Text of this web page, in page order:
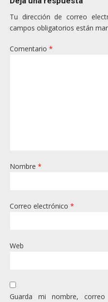
Tu dirección de correo
campos obligatorios están
Comentario *
Nombre *
Correo electrónico *
Web
Guarda mi nombre,